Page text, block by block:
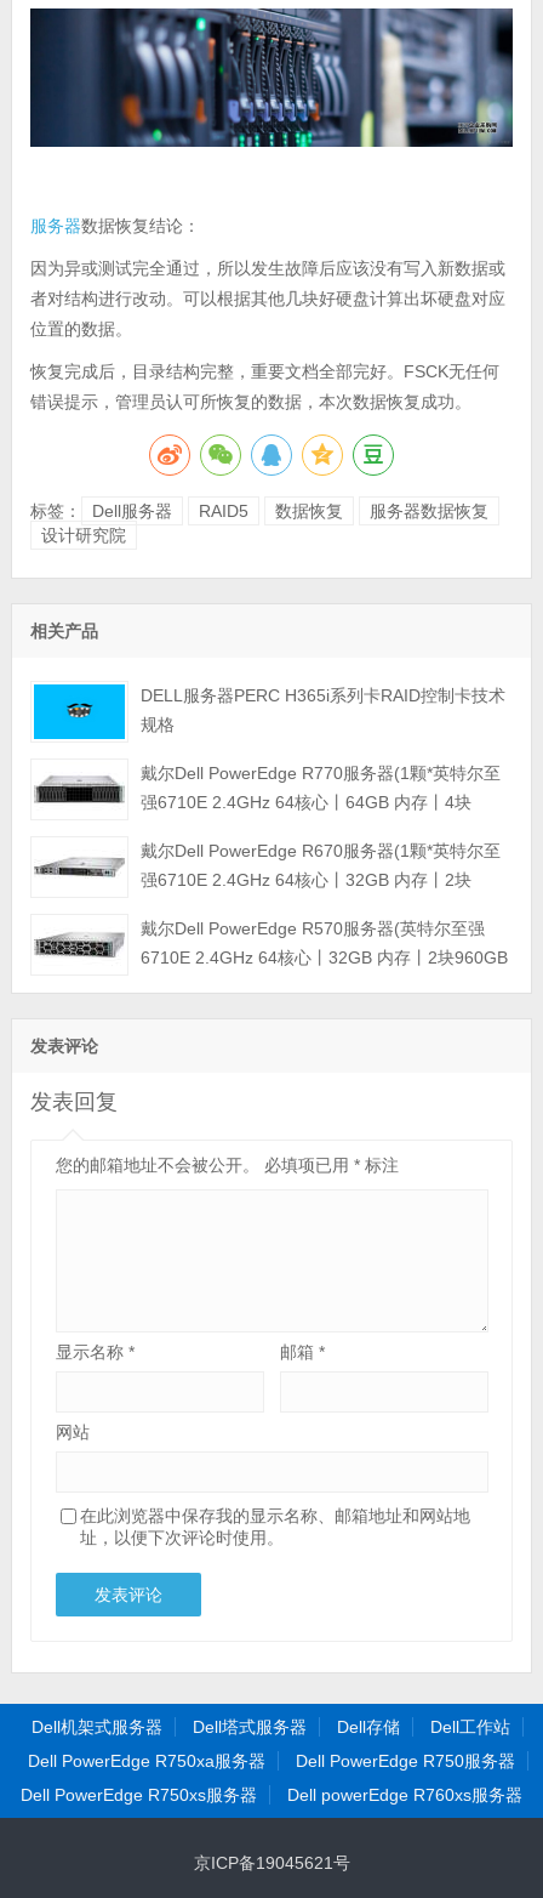
服务器数据恢复结论：
因为异或测试完全通过，所以发生故障后应该没有写入新数据或
者对结构进行改动。可以根据其他几块好硬盘计算出坏硬盘对应
位置的数据。
恢复完成后，目录结构完整，重要文档全部完好。FSCK无任何
错误提示，管理员认可所恢复的数据，本次数据恢复成功。
标签： Dell服务器 RAID5 数据恢复
服务器数据恢复
设计研究院
相关产品
DELL服务器PERC H365i系列卡RAID控制卡技术
规格
戴尔Dell PowerEdge R770服务器(1颗*英特尔至
强6710E 2.4GHz 64核心丨64GB 内存丨4块
800W双电源丨三年保修)戴尔Dell PowerEdge R670服务器(1颗*英特尔至
强6710E 2.4GHz 64核心丨32GB 内存丨2块
800W双电源丨三年保修)戴尔Dell PowerEdge R570服务器(英特尔至强
6710E 2.4GHz 64核心丨32GB 内存丨2块960GB
发表评论
发表回复
您的邮箱地址不会被公开。 必填项已用 *标注
显示名称 * 邮箱*
网站
在此浏览器中保存我的显示名称、邮箱地址和网站地
址，以便下次评论时使用。
Dell机架式服务器 Dell塔式服务器 Dell存储
Dell工作站
Dell PowerEdge R750xa服务器
Dell PowerEdge R750服务器
Dell PowerEdge R750xs服务器
Dell powerEdge R760xs服务器
京ICP备19045621号